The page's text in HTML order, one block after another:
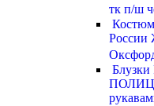
тк п/ш
России